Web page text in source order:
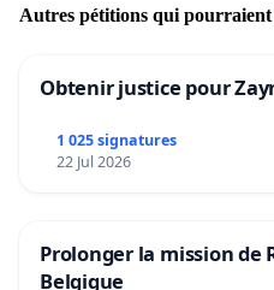
Autres pétitions qui pourraient
Obtenir justice pour
1 025 signatures
22 Jul 2026
Prolonger la mission de
Belgique